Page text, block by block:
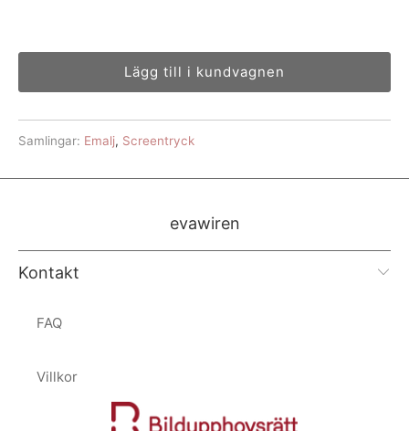
Lägg till i kundvagnen
Samlingar: Emalj, Screentryck
evawiren
Kontakt
FAQ
Villkor